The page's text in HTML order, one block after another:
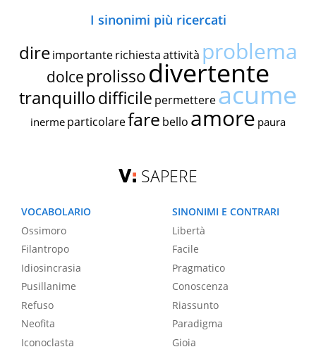
I sinonimi più ricercati
dire importante richiestaattività problema
dolce prolissodivertente
tranquillodifficile permettereacume
inerme particolarefare bello amore paura
SAPERE
VOCABOLARIO
Ossimoro
Filantropo
Idiosincrasia
Pusillanime
Refuso
Neofita
Iconoclasta
SINONIMI E CONTRARI
Libertà
Facile
Pragmatico
Conoscenza
Riassunto
Paradigma
Gioia